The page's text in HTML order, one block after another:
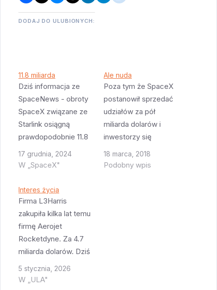
DODAJ DO ULUBIONYCH:
11.8 miliarda
Dziś informacja ze
SpaceNews - obroty
SpaceX związane ze
Starlink osiągną
prawdopodobnie 11.8
miliarda dolarów w
2025 roku. Z czego
kontrakty wojskowe.
W 2024 obroty mają
być na poziomie 7.7
miliarda. Oficjalnie
wiadomo że w tym
momencie Starlink ma
klientów na świecie.…
17 grudnia, 2024
W „SpaceX"
Ale nuda
Poza tym że SpaceX
postanowił sprzedać
udziałów za pół
miliarda dolarów i
inwestorzy się
dosłownie pchali
drzwiami i oknami by
18 marca, 2018
Podobny wpis
Interes życia
Firma L3Harris
zakupiła kilka lat temu
firmę Aerojet
Rocketdyne. Za 4.7
miliarda dolarów. Dziś
ogłoszono że
L3Harris sprzedaje
5 stycznia, 2026
W „ULA"